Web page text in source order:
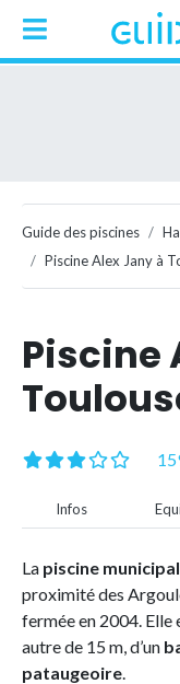
Guide des piscines
Piscine Alex Jany à
Piscine
Infos
La piscine
proximité des
fermée en 2004. Elle
autre de 15 m, d’un
pataugeoire.